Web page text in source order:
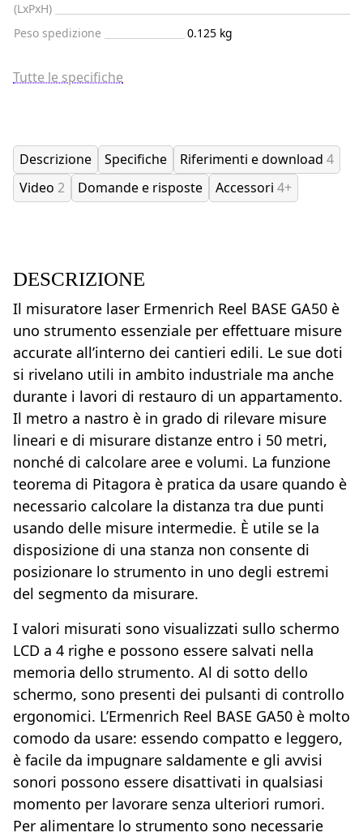
(LxPxH)
Peso spedizione 0.125 kg
Tutte le specifiche
Descrizione Specifiche Riferimenti e download 4
Video 2 Domande e risposte Accessori 4+
DESCRIZIONE
Il misuratore laser Ermenrich Reel BASE GA50 è
uno strumento essenziale per effettuare misure
accurate all’interno dei cantieri edili. Le sue doti
si rivelano utili in ambito industriale ma anche
durante i lavori di restauro di un appartamento.
Il metro a nastro è in grado di rilevare misure
lineari e di misurare distanze entro i 50 metri,
nonché di calcolare aree e volumi. La funzione
teorema di Pitagora è pratica da usare quando è
necessario calcolare la distanza tra due punti
usando delle misure intermedie. È utile se la
disposizione di una stanza non consente di
posizionare lo strumento in uno degli estremi
del segmento da misurare.
I valori misurati sono visualizzati sullo schermo
LCD a 4 righe e possono essere salvati nella
memoria dello strumento. Al di sotto dello
schermo, sono presenti dei pulsanti di controllo
ergonomici. L’Ermenrich Reel BASE GA50 è molto
comodo da usare: essendo compatto e leggero,
è facile da impugnare saldamente e gli avvisi
sonori possono essere disattivati in qualsiasi
momento per lavorare senza ulteriori rumori.
Per alimentare lo strumento sono necessarie